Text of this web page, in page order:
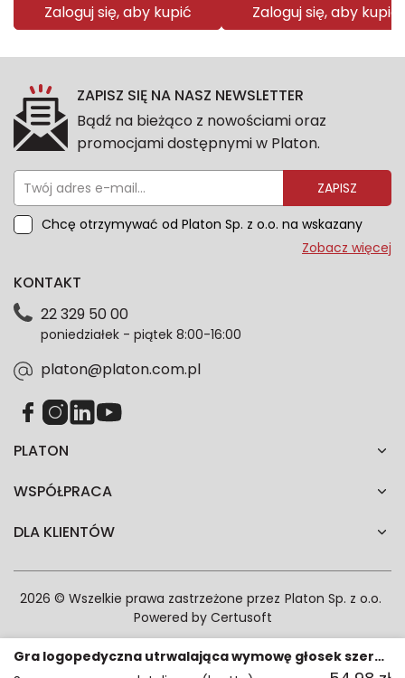
Zaloguj się, aby kupić Zaloguj się, aby kupić
Gra logopedyczna utrwalająca wymowę głosek szeregu ciszącego, syczącego i szumiącego
ZAPISZ SIĘ NA NASZ NEWSLETTER
Bądź na bieżąco z nowościami oraz
promocjami dostępnymi w Platon.
ZAPISZ
Chcę otrzymywać od Platon Sp. z o.o. na wskazany
przeze mnie adres e-mail informacje marketingowe
dotyczące danych osobowych znajdziesz w naszej
każdym czasie. Wycofanie zgody nie wpłynie na
zgodność z prawem przetwarzania dokonanego przed
Zobacz więcej
PLATON
WSPÓŁPRACA
DLA KLIENTÓW
KONTAKT
22 329 50 00
poniedziałek - piątek 8:00-16:00
platon@platon.com.pl
2026 © Wszelkie prawa zastrzeżone przez Platon Sp. z o.o.
Powered by Certusoft